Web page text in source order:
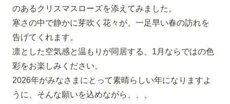
のあるクリスマスローズを添えてみました。
寒さの中で静かに芽吹く花々が、一足早い春の訪れを
告げてくれます。
凛とした空気感と温もりが同居する、1月ならではの色
彩をお楽しみください。
2026年がみなさまにとって素晴らしい年になりますよ
うに、そんな願いを込めながら、、、